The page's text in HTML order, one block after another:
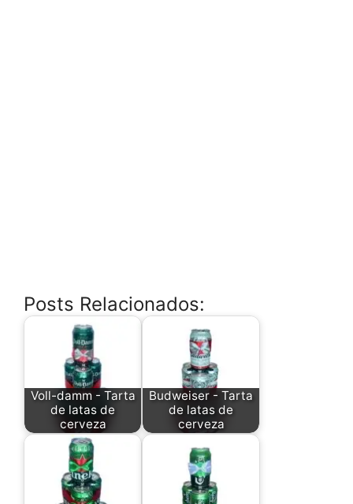
Posts Relacionados:
Voll-damm - Tarta
de latas de
cerveza
Budweiser - Tarta
de latas de
cerveza